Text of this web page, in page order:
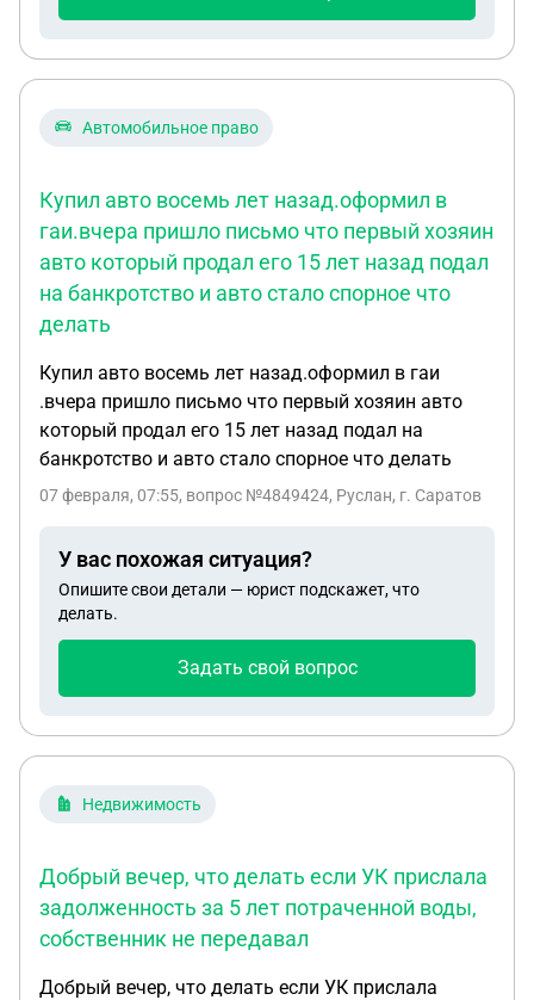
Автомобильное право
Купил авто восемь лет назад.оформил в
гаи.вчера пришло письмо что первый хозяин
авто который продал его 15 лет назад подал
на банкротство и авто стало спорное что
делать
Купил авто восемь лет назад.оформил в гаи
.вчера пришло письмо что первый хозяин авто
который продал его 15 лет назад подал на
банкротство и авто стало спорное что делать
07 февраля, 07:55, вопрос №4849424, Руслан, г. Саратов
У вас похожая ситуация?
Опишите свои детали — юрист подскажет, что
делать.
Задать свой вопрос
Недвижимость
Добрый вечер, что делать если УК прислала
задолженность за 5 лет потраченной воды,
собственник не передавал
Добрый вечер, что делать если УК прислала